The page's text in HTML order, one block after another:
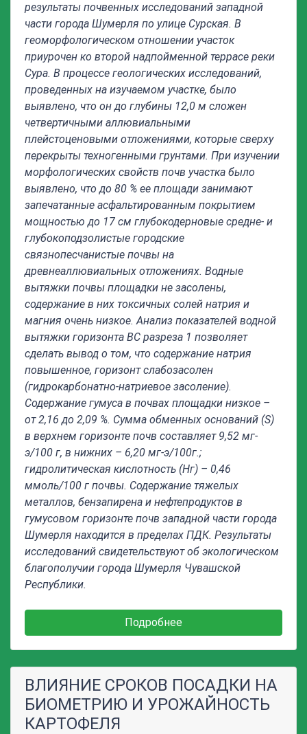
результаты почвенных исследований западной
части города Шумерля по улице Сурская. В
геоморфологическом отношении участок
приурочен ко второй надпойменной террасе реки
Сура. В процессе геологических исследований,
проведенных на изучаемом участке, было
выявлено, что он до глубины 12,0 м сложен
четвертичными аллювиальными
плейстоценовыми отложениями, которые сверху
перекрыты техногенными грунтами. При изучении
морфологических свойств почв участка было
выявлено, что до 80 % ее площади занимают
запечатанные асфальтированным покрытием
мощностью до 17 см глубокодерновые средне- и
глубокоподзолистые городские
связнопесчанистые почвы на
древнеаллювиальных отложениях. Водные
вытяжки почвы площадки не засолены,
содержание в них токсичных солей натрия и
магния очень низкое. Анализ показателей водной
вытяжки горизонта ВС разреза 1 позволяет
сделать вывод о том, что содержание натрия
повышенное, горизонт слабозасолен
(гидрокарбонатно-натриевое засоление).
Содержание гумуса в почвах площадки низкое –
от 2,16 до 2,09 %. Сумма обменных оснований (S)
в верхнем горизонте почв составляет 9,52 мг-
э/100 г, в нижних – 6,20 мг-э/100г.;
гидролитическая кислотность (Нг) – 0,46
ммоль/100 г почвы. Содержание тяжелых
металлов, бензапирена и нефтепродуктов в
гумусовом горизонте почв западной части города
Шумерля находится в пределах ПДК. Результаты
исследований свидетельствуют об экологическом
благополучии города Шумерля Чувашской
Республики.
Подробнее
ВЛИЯНИЕ СРОКОВ ПОСАДКИ НА
БИОМЕТРИЮ И УРОЖАЙНОСТЬ
КАРТОФЕЛЯ